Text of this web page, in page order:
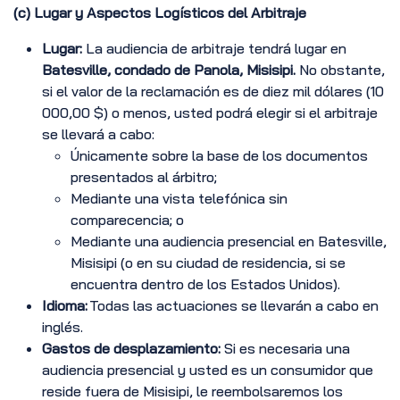
(c) Lugar y Aspectos Logísticos del Arbitraje
Lugar: La audiencia de arbitraje tendrá lugar en
Batesville, condado de Panola, Misisipi. No obstante,
si el valor de la reclamación es de diez mil dólares (10
000,00 $) o menos, usted podrá elegir si el arbitraje
se llevará a cabo:
Únicamente sobre la base de los documentos
presentados al árbitro;
Mediante una vista telefónica sin
comparecencia; o
Mediante una audiencia presencial en Batesville,
Misisipi (o en su ciudad de residencia, si se
encuentra dentro de los Estados Unidos).
Idioma:Todas las actuaciones se llevarán a cabo en
inglés.
Gastos de desplazamiento: Si es necesaria una
audiencia presencial y usted es un consumidor que
reside fuera de Misisipi, le reembolsaremos los